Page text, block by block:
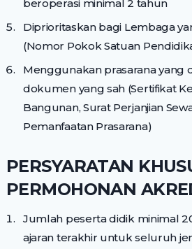
beroperasi minimal 2 tahun
Diprioritaskan bagi Lembaga
(Nomor Pokok Satuan
Menggunakan prasarana yang
dokumen yang sah (Sertifikat
Bangunan, Surat Perjanjian
Pemanfaatan Prasarana)
PERSYARATAN
PERMOHONAN
Jumlah peserta didik minimal
ajaran terakhir untuk seluruh